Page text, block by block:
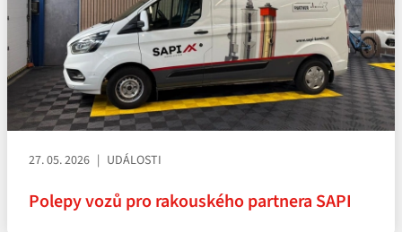
27. 05. 2026 UDÁLOSTI
Polepy vozů pro rakouského partnera SAPI